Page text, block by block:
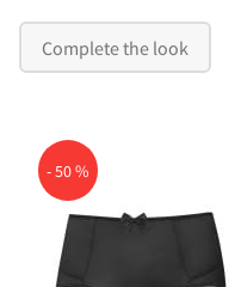
Complete the look
- 50 %